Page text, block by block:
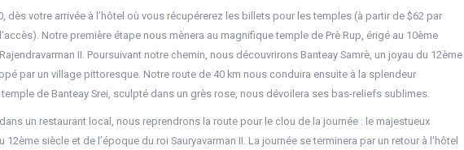
dès votre arrivée à l’hôtel où vous récupérerez les billets pour les temples (à partir de $62 par
Notre première étape nous mènera au magnifique temple de Prè Rup, érigé au 10ème
II. Poursuivant notre chemin, nous découvrirons Banteay Samrè, un joyau du 12ème
par un village pittoresque. Notre route de 40 km nous conduira ensuite à la splendeur
temple de Banteay Srei, sculpté dans un grès rose, nous dévoilera ses bas-reliefs sublimes.
un restaurant local, nous reprendrons la route pour le clou de la journée : le majestueux
siècle et de l’époque du roi Sauryavarman II. La journée se terminera par un retour à l’hôtel